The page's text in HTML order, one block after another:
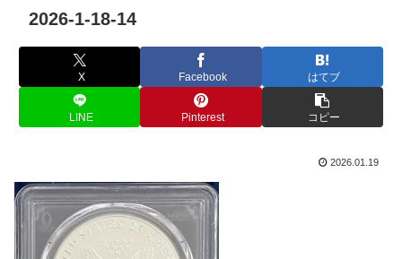
2026-1-18-14
X Facebook はてブ
LINE Pinterest コピー
2026.01.19